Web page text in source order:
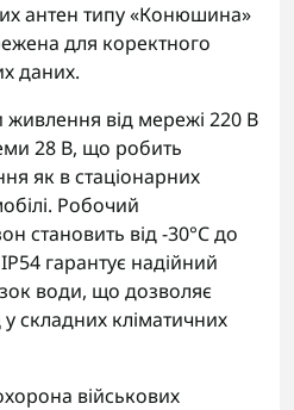
антен типу «Конюшина»
для коректного
даних.
живлення від мережі 220 В
28 В, що робить
як в стаціонарних
Робочий
становить від -30°C до
гарантує надійний
води, що дозволяє
складних кліматичних
військових